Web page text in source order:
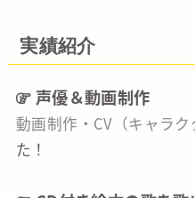
実績紹介
声優＆動画制作
動画制作・CV（キャラ
た！